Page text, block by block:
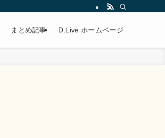
まとめ記事 D.Live ホームページ